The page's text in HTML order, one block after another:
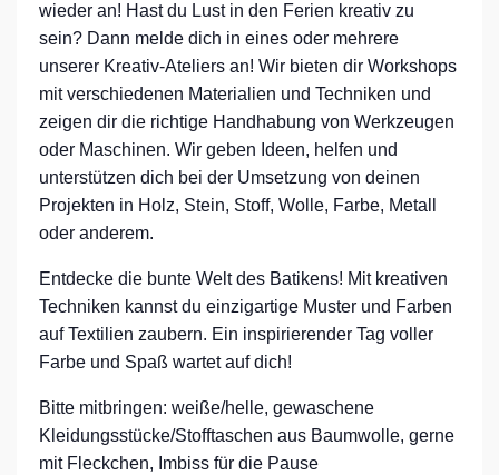
wieder an! Hast du Lust in den Ferien kreativ zu
sein? Dann melde dich in eines oder mehrere
unserer Kreativ-Ateliers an! Wir bieten dir Workshops
mit verschiedenen Materialien und Techniken und
zeigen dir die richtige Handhabung von Werkzeugen
oder Maschinen. Wir geben Ideen, helfen und
unterstützen dich bei der Umsetzung von deinen
Projekten in Holz, Stein, Stoff, Wolle, Farbe, Metall
oder anderem.
Entdecke die bunte Welt des Batikens! Mit kreativen
Techniken kannst du einzigartige Muster und Farben
auf Textilien zaubern. Ein inspirierender Tag voller
Farbe und Spaß wartet auf dich!
Bitte mitbringen: weiße/helle, gewaschene
Kleidungsstücke/Stofftaschen aus Baumwolle, gerne
mit Fleckchen, Imbiss für die Pause